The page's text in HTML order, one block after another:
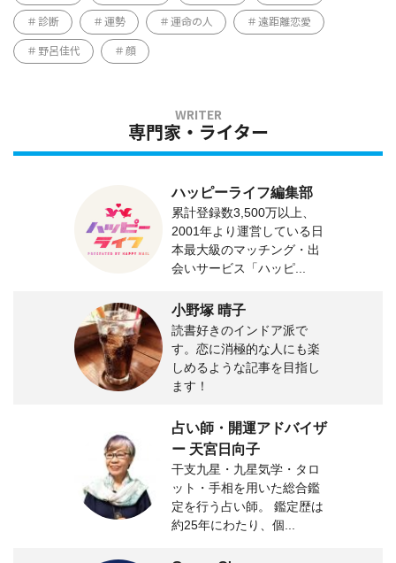
診断 運勢 運命の人 遠距離恋愛
野呂佳代 顔
専門家・ライター
ハッピーライフ編集部
累計登録数3,500万以上、
2001年より運営している日
本最大級のマッチング・出
会いサービス「ハッピ...
小野塚 晴子
読書好きのインドア派で
す。恋に消極的な人にも楽
しめるような記事を目指し
ます！
占い師・開運アドバイザ
ー 天宮日向子
干支九星・九星気学・タロ
ット・手相を用いた総合鑑
定を行う占い師。 鑑定歴は
約25年にわたり、個...